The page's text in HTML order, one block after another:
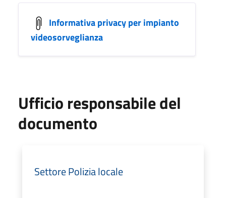
Informativa privacy per impianto
videosorveglianza
Ufficio responsabile del
documento
Settore Polizia locale